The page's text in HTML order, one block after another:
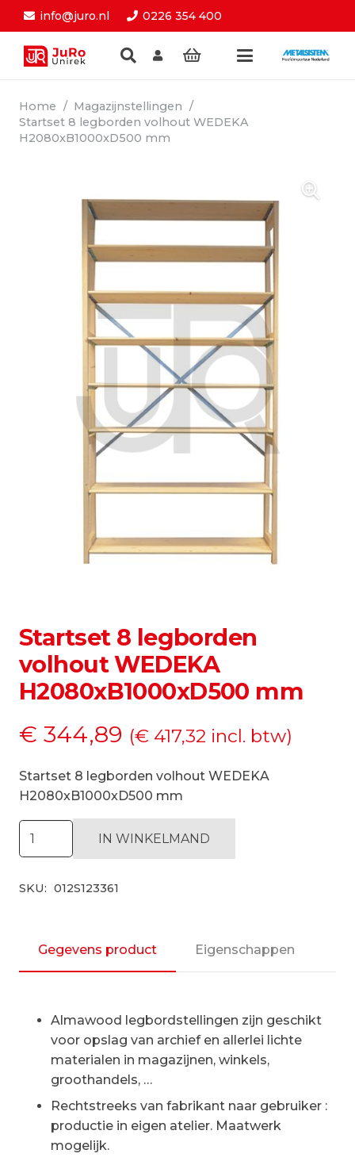
info@juro.nl 0226 354 400
Home / Magazijnstellingen /
Startset 8 legborden volhout WEDEKA
H2080xB1000xD500 mm
Startset 8 legborden
volhout WEDEKA
H2080xB1000xD500 mm
€ 344,89 (€ 417,32 incl. btw)
Startset 8 legborden volhout WEDEKA
H2080xB1000xD500 mm
volhout
mm
aantal
IN WINKELMAND
SKU: 012S123361
Gegevens product Eigenschappen
Almawood legbordstellingen zijn geschikt
voor opslag van archief en allerlei lichte
materialen in magazijnen, winkels,
groothandels, …
Rechtstreeks van fabrikant naar gebruiker :
productie in eigen atelier. Maatwerk
mogelijk.